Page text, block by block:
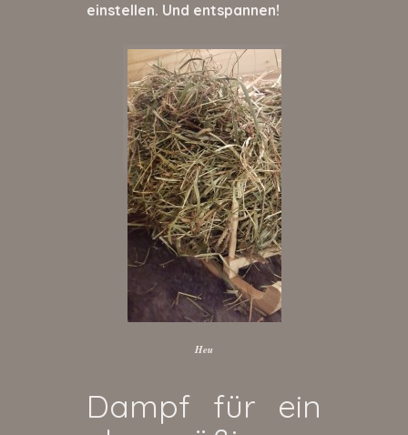
einstellen. Und entspannen!
Heu
Dampf für ein